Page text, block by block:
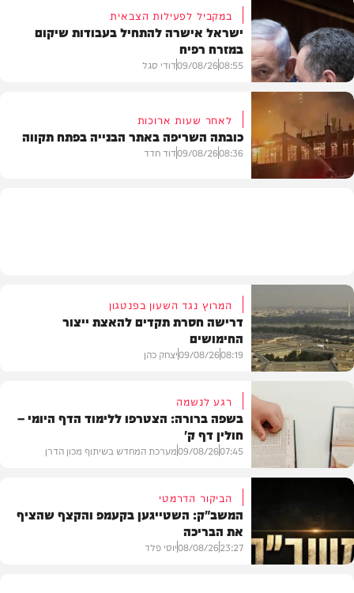
חרדים
חדשות
במקביל לפעילות הצבאית
ישראל אישרה להתחיל בעבודות שיקום
במזרח רפיח
08:55
09/08/26דודי סגל
לאחר שעות ארוכות
כובתה השריפה באתר הבנייה בפתח תקווה
08:36
09/08/26דוד חדד
חדשות
המרוץ נגד השעון בפנטגון
דרישה חסרת תקדים להאצת ייצור
החימושים
08:19
09/08/26יצחק כהן
בית המדרש
רגע לנשמה
בשפה ברורה: הצטרפו ללימוד הדף היומי –
חולין דף ק'
07:45
09/08/26מערכת המחדש בשיתוף מכון הדרן
הביקור הדרמטי
המשב"ק: השטייגען בקעמפ והקצף שהציף
את הבריכה
23:27
08/08/26יוסי פלד